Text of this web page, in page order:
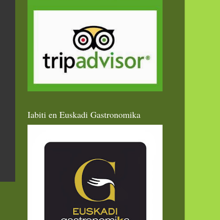
Iabiti en Euskadi Gastronomika